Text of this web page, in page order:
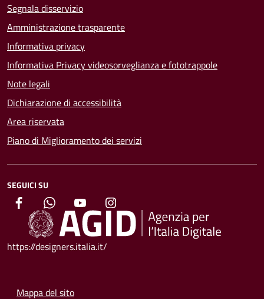
Segnala disservizio
Amministrazione trasparente
Informativa privacy
Informativa Privacy videosorveglianza e fototrappole
Note legali
Dichiarazione di accessibilità
Area riservata
Piano di Miglioramento dei servizi
SEGUICI SU
https://designers.italia.it/
Mappa del sito